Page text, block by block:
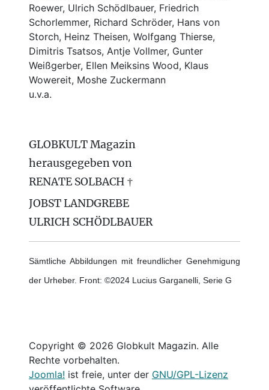
Roewer, Ulrich Schödlbauer, Friedrich
Schorlemmer, Richard Schröder, Hans von
Storch, Heinz Theisen, Wolfgang Thierse,
Dimitris Tsatsos, Antje Vollmer, Gunter
Weißgerber, Ellen Meiksins Wood, Klaus
Wowereit, Moshe Zuckermann
u.v.a.
GLOBKULT Magazin
herausgegeben von
RENATE SOLBACH †
JOBST LANDGREBE
ULRICH SCHÖDLBAUER
Sämtliche Abbildungen mit freundlicher Genehmigung
der Urheber. Front: ©2024 Lucius Garganelli, Serie G
Copyright © 2026 Globkult Magazin. Alle
Rechte vorbehalten.
Joomla! ist freie, unter der GNU/GPL-Lizenz